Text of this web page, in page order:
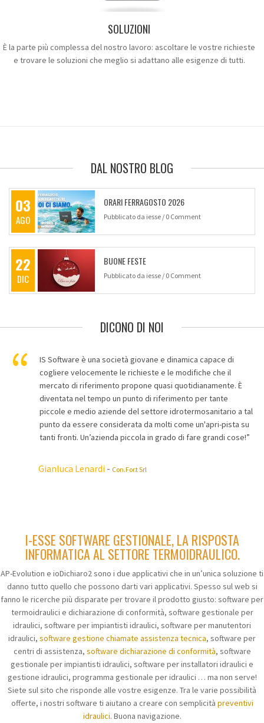
SOLUZIONI
È la parte più complessa del nostro lavoro: ascoltare le vostre richieste
e trovare le soluzioni che meglio si adattano alle esigenze di tutti.
DAL NOSTRO BLOG
03
AGO
ORARI FERRAGOSTO 2026
Pubblicato da iesse / 0 Comment
22
DIC
BUONE FESTE
Pubblicato da iesse / 0 Comment
DICONO DI NOI
IS Software è una società giovane e dinamica capace di
cogliere velocemente le richieste e le modifiche che il
mercato di riferimento propone quasi quotidianamente. È
diventata nel tempo un punto di riferimento per tante
piccole e medio aziende del settore idrotermosanitario a tal
punto da essere considerata da molti come un'apri-pista su
tanti fronti. Un’azienda piccola in grado di fare grandi cose!”
Gianluca Lenardi - Con.For.t Srl
I-ESSE SOFTWARE GESTIONALE, LA RISPOSTA
INFORMATICA AL SETTORE TERMOIDRAULICO.
AP-Evolution e ioDichiaro2 sono i due applicativi che in un’unica soluzione ti
danno tutto quello che possono darti vari applicativi. Spesso sul web si
fanno le ricerche più disparate per trovare il prodotto giusto: software per
termoidraulici e dichiarazione di conformità, software gestionale per
idraulici, software per impiantisti idraulici, software per manutentori
idraulici, software gestione chiamate assistenza tecnica, software per
centri di assistenza, software dichiarazione di conformità, software
gestionale per impiantisti idraulici, software per installatori idraulici e
gestione idraulici, programma gestionale per idraulici … ma non serve!
Siete sul sito che risponde alle vostre esigenze. Tra le varie possibilità
offerte, i nostri software ti aiutano a creare con semplicità preventivi
idraulici. Buona navigazione.